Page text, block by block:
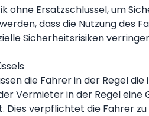
ohne Ersatzschlüssel, um
dass die Nutzung des
Sicherheitsrisiken
die Fahrer in der Regel
Vermieter in der Regel eine
Dies verpflichtet die Fahrer